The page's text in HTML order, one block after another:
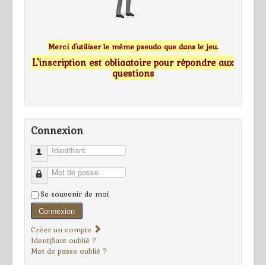
Merci d'utiliser le même pseudo que dans le jeu.
L'inscription est obligatoire pour répondre aux
questions
Connexion
Identifiant
Mot de passe
Se souvenir de moi
Connexion
Créer un compte
Identifiant oublié ?
Mot de passe oublié ?